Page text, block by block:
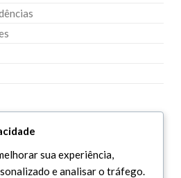
sua experiência,
e analisar o tráfego.